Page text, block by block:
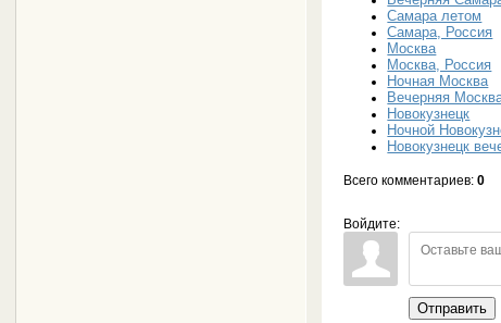
Самара летом
Самара, Россия
Москва
Москва, Россия
Ночная Москва
Вечерняя
Новокузнецк
Ночной
Новокузнецк
Всего комментариев:0
Войдите:
Отправить